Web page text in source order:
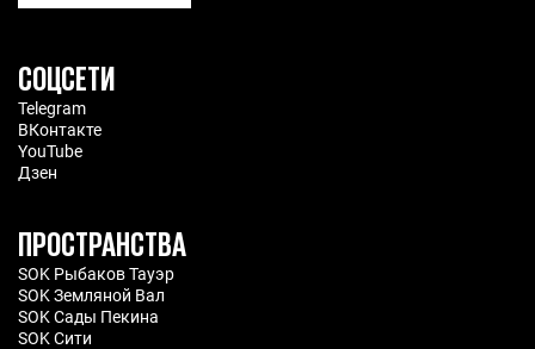
7 марта 2025 7 мин.
СОЦСЕТИ
Telegram
ВКонтакте
YouTube
Дзен
ПРОСТРАНСТВА
SOK Рыбаков Тауэр
SOK Земляной Вал
SOK Сады Пекина
SOK Сити